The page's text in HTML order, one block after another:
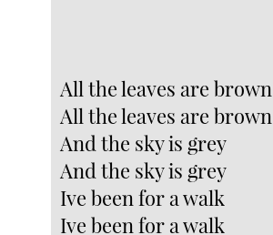
All the leaves are brown
All the leaves are brown
And the sky is grey
And the sky is grey
Ive been for a walk
Ive been for a walk